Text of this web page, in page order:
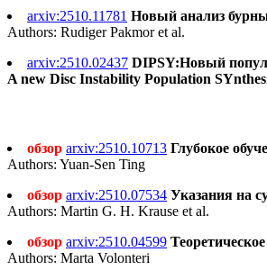
arxiv:2510.11781 Новый анализ
Authors: Rudiger Pakmor et al.
arxiv:2510.02437 DIPSY:Новый
A new Disc Instability Population
обзор arxiv:2510.10713 Глубокое
Authors: Yuan-Sen Ting
обзор arxiv:2510.07534 Указания на
Authors: Martin G. H. Krause et al.
обзор arxiv:2510.04599
Authors: Marta Volonteri